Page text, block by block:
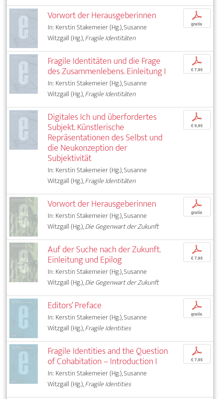
Vorwort der Herausgeberinnen
In: Kerstin Stakemeier (Hg.), Susanne
Witzgall (Hg.),Fragile Identitäten
p
gratis
Fragile Identitäten und die Frage
des Zusammenlebens. Einleitung I
In: Kerstin Stakemeier (Hg.), Susanne
Witzgall (Hg.),Fragile Identitäten
p
€ 7,95
Digitales Ich und überfordertes
Subjekt. Künstlerische
Repräsentationen des Selbst und
die Neukonzeption der
Subjektivität
In: Kerstin Stakemeier (Hg.), Susanne
Witzgall (Hg.),Fragile Identitäten
p
€ 9,95
Vorwort der Herausgeberinnen
In: Kerstin Stakemeier (Hg.), Susanne
Witzgall (Hg.),Die Gegenwart der Zukunft
p
gratis
Auf der Suche nach der Zukunft.
Einleitung und Epilog
In: Kerstin Stakemeier (Hg.), Susanne
Witzgall (Hg.),Die Gegenwart der Zukunft
p
€ 7,95
Editors’ Preface
In: Kerstin Stakemeier (Hg.), Susanne
Witzgall (Hg.),Fragile Identities
p
gratis
Fragile Identities and the Question
of Cohabitation – Introduction I
In: Kerstin Stakemeier (Hg.), Susanne
Witzgall (Hg.),Fragile Identities
p
€ 7,95